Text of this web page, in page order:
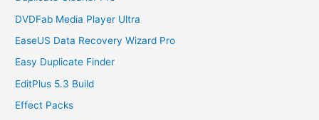
DVDFab Media Player Ultra
EaseUS Data Recovery Wizard Pro
Easy Duplicate Finder
EditPlus 5.3 Build
Effect Packs